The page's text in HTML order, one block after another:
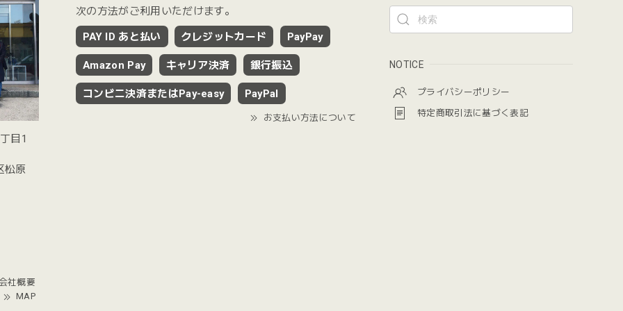
目1
松原
社概要
MAP
次の方法がご利用いただけます。
PAY ID あと払い クレジットカード PayPay
Amazon Pay キャリア決済 銀行振込
コンビニ決済またはPay-easy PayPal
お支払い方法について
NOTICE
プライバシーポリシー
特定商取引法に基づく表記